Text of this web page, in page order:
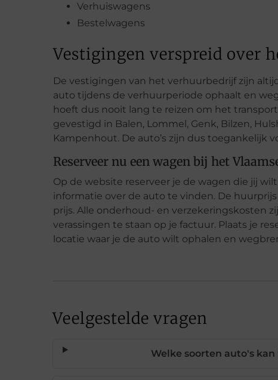
Verhuiswagens
Bestelwagens
Vestigingen verspreid over
De vestigingen van het verhuurbedrijf zijn
auto tijdens de verhuurperiode ophaalt en
hoeft dus nooit lang te reizen om het
gevestigd in Balen, Lommel, Genk, Bilzen,
Kampenhout. De auto’s zijn dus toegankelijk
Reserveer nu een wagen bij het
Op de website reserveer je de wagen die jij
informatie over de auto te vinden. De
prijs. Alle onderhoud- en verzekeringskosten
verassingen te staan op je factuur. Plaats je
locatie waar je de auto wilt ophalen en
Veelgestelde vragen
Welke soorten auto's